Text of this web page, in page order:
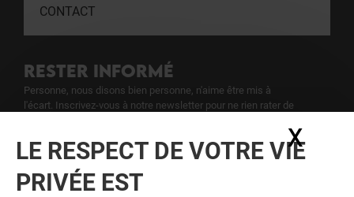
CONTACT
RESTER INFORMÉ
Personne, nous disons bien personne, n'aime être mis à
l'écart. Inscrivez-vous à notre newsletter pour ne rien rater de
Voir notre politique de protection des
données personelles.
LE RESPECT DE VOTRE VIE
PRIVÉE EST
X